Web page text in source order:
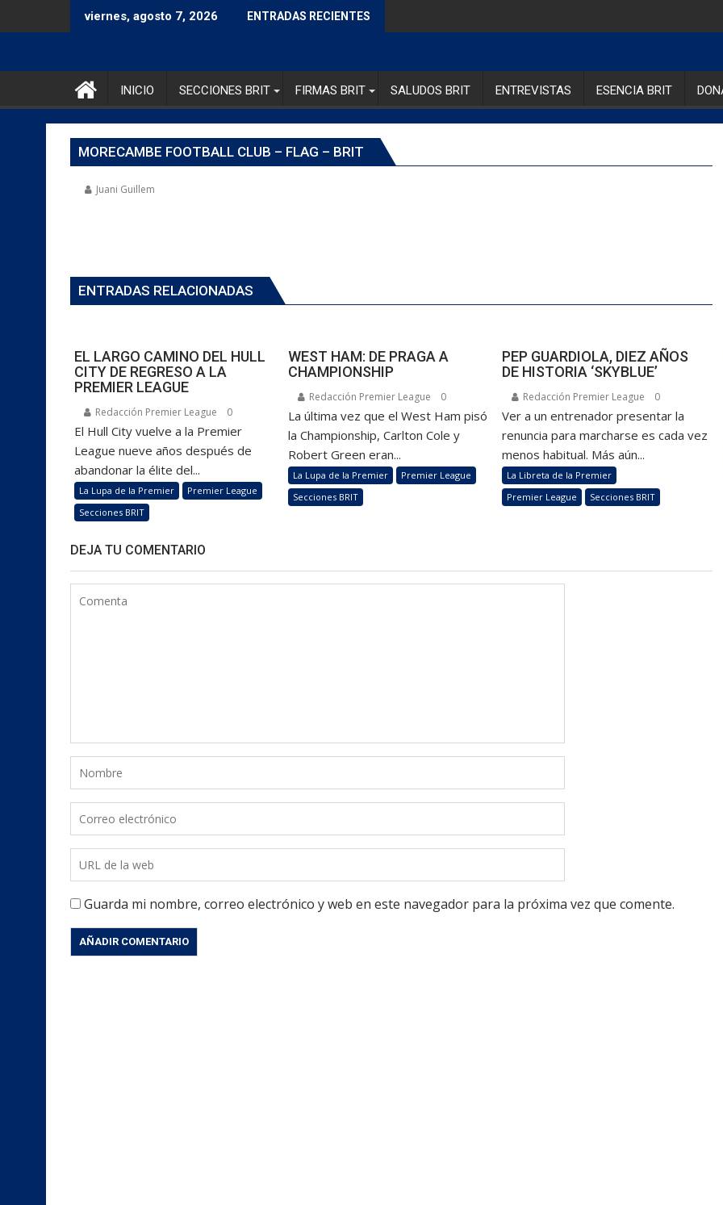
viernes, agosto 7, 2026 ENTRADAS RECIENTES
INICIO SECCIONES BRIT FIRMAS BRIT SALUDOS BRIT ENTREVISTAS ESENCIA BRIT
MORECAMBE FOOTBALL CLUB – FLAG – BRIT
Juani Guillem
ENTRADAS RELACIONADAS
EL LARGO CAMINO DEL HULL
CITY DE REGRESO A LA
PREMIER LEAGUE
Redacción Premier League 0
El Hull City vuelve a la Premier
League nueve años después de
abandonar la élite del...
La Lupa de la Premier
Premier League
Secciones BRIT
WEST HAM: DE PRAGA A
CHAMPIONSHIP
Redacción Premier League 0
La última vez que el West Ham pisó
la Championship, Carlton Cole y
Robert Green eran...
La Lupa de la Premier
Premier League
Secciones BRIT
PEP GUARDIOLA, DIEZ AÑOS
DE HISTORIA ‘SKYBLUE’
Redacción Premier League 0
Ver a un entrenador presentar la
renuncia para marcharse es cada vez
menos habitual. Más aún...
La Libreta de la Premier
Premier League
Secciones BRIT
DEJA TU COMENTARIO
Guarda mi nombre, correo electrónico y web en este navegador para la próxima vez que comente.